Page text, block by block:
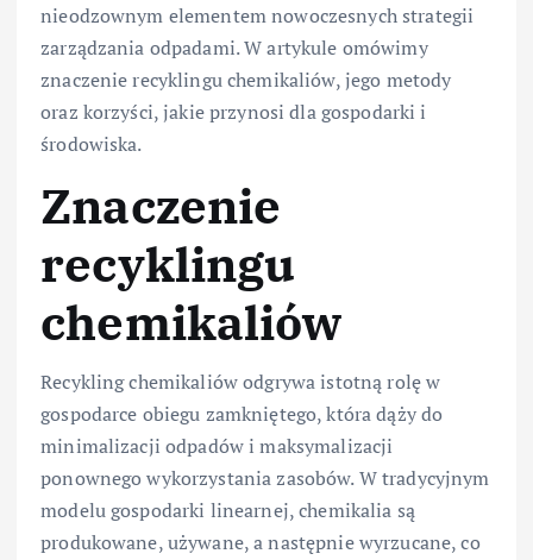
nieodzownym elementem nowoczesnych strategii
zarządzania odpadami. W artykule omówimy
znaczenie recyklingu chemikaliów, jego metody
oraz korzyści, jakie przynosi dla gospodarki i
środowiska.
Znaczenie
recyklingu
chemikaliów
Recykling chemikaliów odgrywa istotną rolę w
gospodarce obiegu zamkniętego, która dąży do
minimalizacji odpadów i maksymalizacji
ponownego wykorzystania zasobów. W tradycyjnym
modelu gospodarki linearnej, chemikalia są
produkowane, używane, a następnie wyrzucane, co